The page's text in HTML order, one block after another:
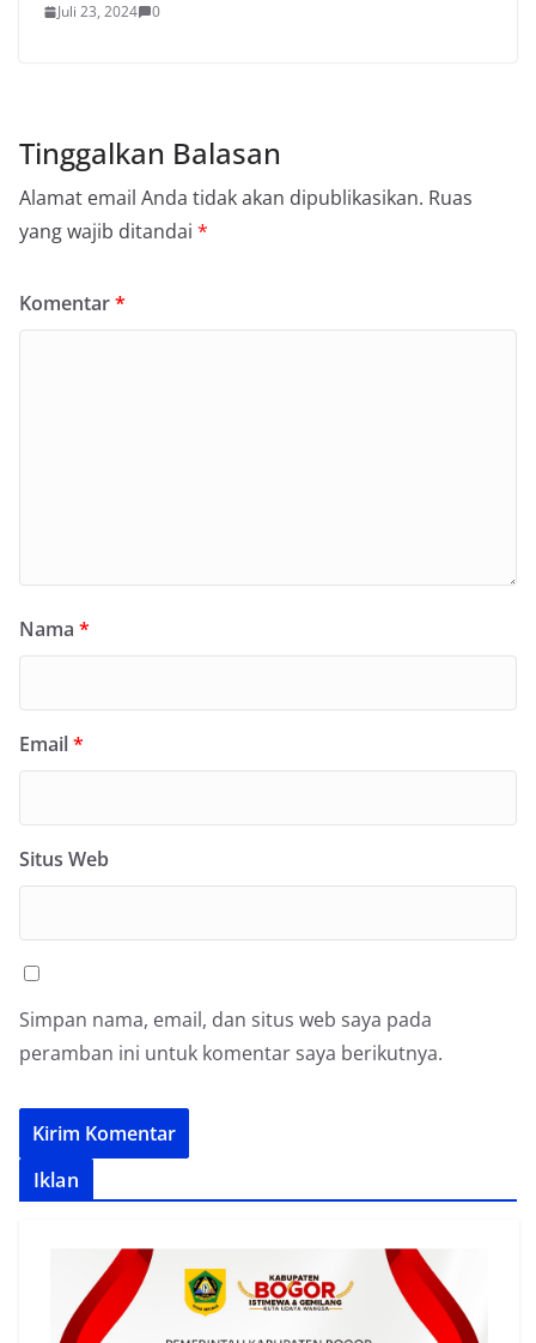
Juli 23, 2024 0
Tinggalkan Balasan
Alamat email Anda tidak akan dipublikasikan. Ruas
yang wajib ditandai *
Komentar*
Nama *
Email*
Situs Web
Simpan nama, email, dan situs web saya pada
peramban ini untuk komentar saya berikutnya.
Iklan